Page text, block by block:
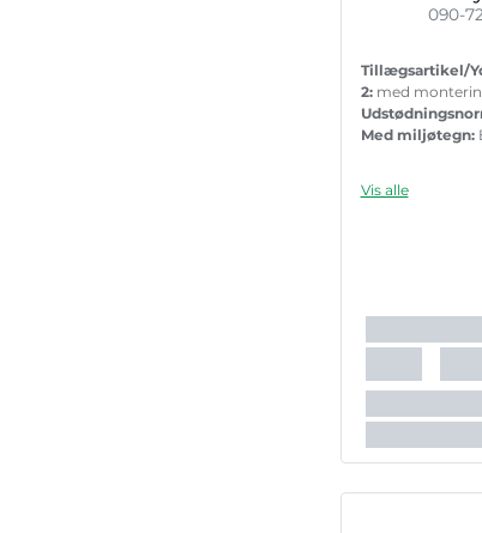
090-
Tillægsartikel/
2:med
Med miljøtegn:
Vis alle